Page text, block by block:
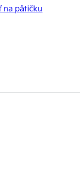
na pätičku